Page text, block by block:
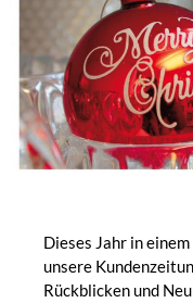
Dieses Jahr in
unsere
Rückblicken und